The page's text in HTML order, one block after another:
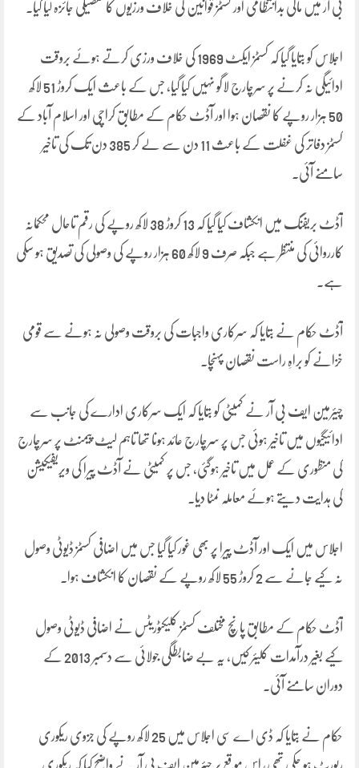
بی آر میں مالی بدانتظامی اور کسٹمز قوانین کی خلاف ورزیوں کا تفصیلی جائزہ لیا گیا۔
اجلاس کو بتایا گیا کہ کسٹمز ایکٹ 1969 کی خلاف ورزی کرتے ہوئے بروقت
ادائیگی نہ کرنے پر سرچارج لاگو نہیں کیا گیا، جس کے باعث ایک کروڑ 51 لاکھ
50 ہزار روپے کا نقصان ہوا اور آڈٹ حکام کے مطابق کراچی اور اسلام آباد کے
کسٹمز دفاتر کی غفلت کے باعث 11 دن سے لے کر 385 دن تک کی تاخیر
سامنے آئی۔
آڈٹ بریفنگ میں انکشاف کیا گیا کہ 13 کروڑ 38 لاکھ روپے کی رقم تاحال محکمانہ
کارروائی کی منتظر ہے جبکہ صرف 9 لاکھ 60 ہزار روپے کی وصولی کی تصدیق ہو سکی
ہے۔
آڈٹ حکام نے بتایا کہ سرکاری واجبات کی بروقت وصولی نہ ہونے سے قومی
خزانے کو براہِ راست نقصان پہنچا۔
چیئرمین ایف بی آر نے کمیٹی کو بتایا کہ ایک سرکاری ادارے کی جانب سے
ادائیگیوں میں تاخیر ہوئی جس پر سرچارج عائد ہونا تھا تاہم لیٹ پیمنٹ پر سرچارج
کی منظوری کے عمل میں تاخیر ہوگئی، جس پر کمیٹی نے آڈٹ پیرا کی ویریفیکیشن
کی ہدایت دیتے ہوئے معاملہ نمٹا دیا۔
اجلاس میں ایک اور آڈٹ پیرا پر بھی غور کیا گیا جس میں اضافی کسٹمز ڈیوٹی وصول
نہ کیے جانے سے 2 کروڑ 55 لاکھ روپے کے نقصان کا انکشاف ہوا۔
آڈٹ حکام کے مطابق پانچ مختلف کسٹمز کلیکٹوریٹس نے اضافی ڈیوٹی وصول
کیے بغیر درآمدات کلیئر کیں، یہ بے ضابطگی جولائی سے دسمبر 2013 کے
دوران سامنے آئی۔
حکام نے بتایا کہ ڈی اے سی اجلاس میں 25 لاکھ روپے کی جزوی ریکوری
رپورٹ ہو چکی تھی، اس موقع پر چیئرمین ایف بی آر نے واضح کیا کہ ریکوری